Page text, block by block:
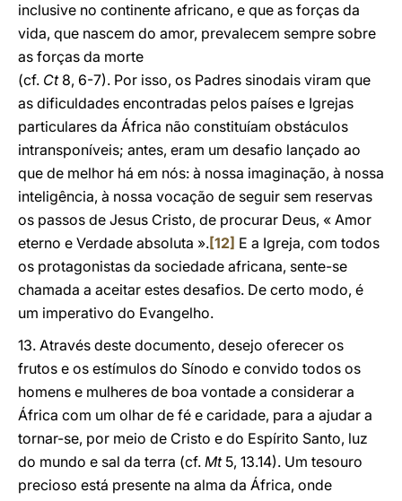
inclusive no continente africano, e que as forças da
vida, que nascem do amor, prevalecem sempre sobre
as forças da morte
(cf. Ct8, 6-7). Por isso, os Padres sinodais viram que
as dificuldades encontradas pelos países e Igrejas
particulares da África não constituíam obstáculos
intransponíveis; antes, eram um desafio lançado ao
que de melhor há em nós: à nossa imaginação, à nossa
inteligência, à nossa vocação de seguir sem reservas
os passos de Jesus Cristo, de procurar Deus, « Amor
eterno e Verdade absoluta ».[12] E a Igreja, com todos
os protagonistas da sociedade africana, sente-se
chamada a aceitar estes desafios. De certo modo, é
um imperativo do Evangelho.
13. Através deste documento, desejo oferecer os
frutos e os estímulos do Sínodo e convido todos os
homens e mulheres de boa vontade a considerar a
África com um olhar de fé e caridade, para a ajudar a
tornar-se, por meio de Cristo e do Espírito Santo, luz
do mundo e sal da terra (cf. Mt5, 13.14). Um tesouro
precioso está presente na alma da África, onde